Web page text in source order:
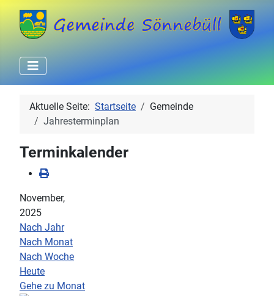
Aktuelle Seite: Startseite
Gemeinde
Jahresterminplan
Terminkalender
November,
2025
Nach Jahr
Nach Monat
Nach Woche
Heute
Gehe zu Monat